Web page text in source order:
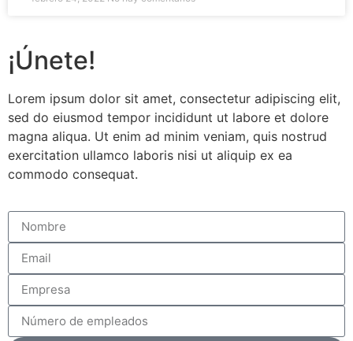
¡Únete!
Lorem ipsum dolor sit amet, consectetur adipiscing elit,
sed do eiusmod tempor incididunt ut labore et dolore
magna aliqua. Ut enim ad minim veniam, quis nostrud
exercitation ullamco laboris nisi ut aliquip ex ea
commodo consequat.